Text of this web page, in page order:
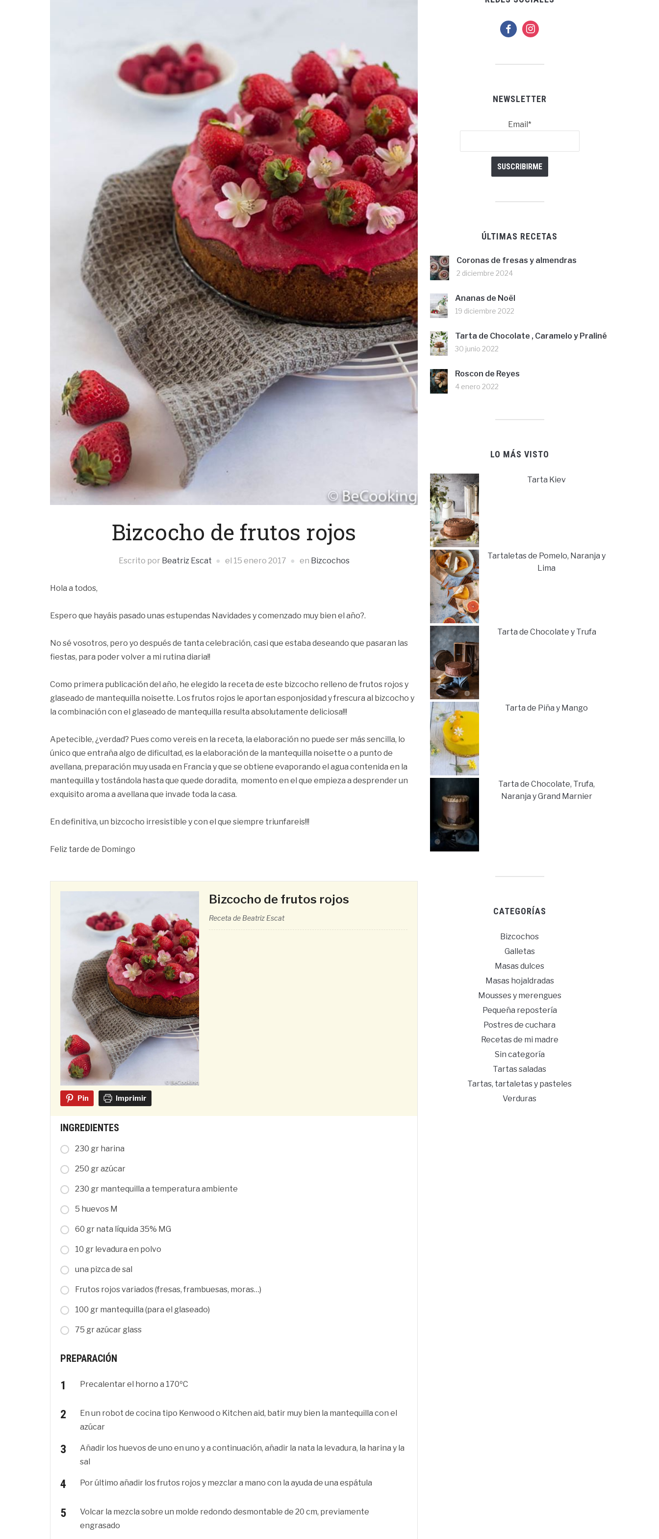
Bizcocho de frutos rojos
Escrito por Beatriz Escat el 15 enero 2017 en Bizcochos
Hola a todos,
Espero que hayáis pasado unas estupendas Navidades y comenzado muy bien el año?.
No sé vosotros, pero yo después de tanta celebración, casi que estaba deseando que pasaran las
fiestas, para poder volver a mi rutina diaria!!
Como primera publicación del año, he elegido la receta de este bizcocho relleno de frutos rojos y
glaseado de mantequilla noisette. Los frutos rojos le aportan esponjosidad y frescura al bizcocho y
la combinación con el glaseado de mantequilla resulta absolutamente deliciosa!!!
Apetecible, ¿verdad? Pues como vereis en la receta, la elaboración no puede ser más sencilla, lo
único que entraña algo de dificultad, es la elaboración de la mantequilla noisette o a punto de
avellana, preparación muy usada en Francia y que se obtiene evaporando el agua contenida en la
mantequilla y tostándola hasta que quede doradita, momento en el que empieza a desprender un
exquisito aroma a avellana que invade toda la casa.
En definitiva, un bizcocho irresistible y con el que siempre triunfareis!!!
Feliz tarde de Domingo
Pin Imprimir
Bizcocho de frutos rojos
Receta de Beatriz Escat
INGREDIENTES
230 gr harina
250 gr azúcar
230 gr mantequilla a temperatura ambiente
5 huevos M
60 gr nata líquida 35% MG
10 gr levadura en polvo
una pizca de sal
Frutos rojos variados (fresas, frambuesas, moras…)
100 gr mantequilla (para el glaseado)
75 gr azúcar glass
PREPARACIÓN
Precalentar el horno a 170ºC
En un robot de cocina tipo Kenwood o Kitchen aid, batir muy bien la mantequilla con el
azúcar
Añadir los huevos de uno en uno y a continuación, añadir la nata la levadura, la harina y la
sal
Por último añadir los frutos rojos y mezclar a mano con la ayuda de una espátula
Volcar la mezcla sobre un molde redondo desmontable de 20 cm, previamente
engrasado
facebookinstagram
NEWSLETTER
Email*
ÚLTIMAS RECETAS
Coronas de fresas y almendras
2 diciembre 2024
Ananas de Noël
19 diciembre 2022
Tarta de Chocolate , Caramelo y Praliné
30 junio 2022
Roscon de Reyes
4 enero 2022
LO MÁS VISTO
Tarta Kiev
Tartaletas de Pomelo, Naranja y
Lima
Tarta de Chocolate y Trufa
Tarta de Piña y Mango
Tarta de Chocolate, Trufa,
Naranja y Grand Marnier
CATEGORÍAS
Bizcochos
Galletas
Masas dulces
Masas hojaldradas
Mousses y merengues
Pequeña repostería
Postres de cuchara
Recetas de mi madre
Sin categoría
Tartas saladas
Tartas, tartaletas y pasteles
Verduras